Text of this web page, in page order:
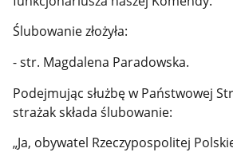
Ślubowanie złożyła:
- str. Magdalena Paradowska.
Podejmując służbę w Państwowej
strażak składa ślubowanie:
„Ja, obywatel Rzeczypospolitej